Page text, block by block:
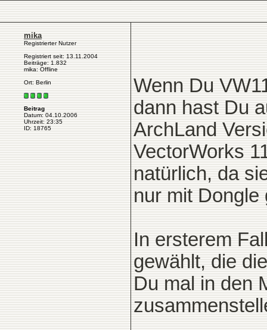
mika
Registrierter Nutzer
Registriert seit: 13.11.2004
Beiträge: 1.832
mika: Offline
Ort: Berlin
Beitrag
Datum: 04.10.2006
Uhrzeit: 23:35
ID: 18765
Wenn Du
dann hast Du
ArchLand
VectorWorks
natürlich, da
nur mit Dongle
In ersterem
gewählt, die
Du mal in den